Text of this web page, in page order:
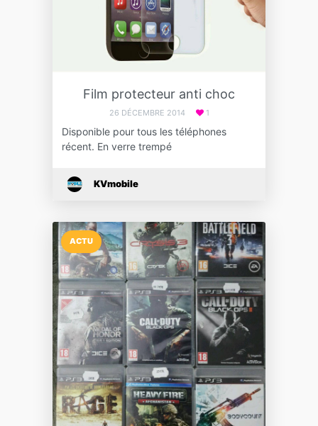
Film protecteur anti choc
26 DÉCEMBRE 2014 1
Disponible pour tous les téléphones
récent. En verre trempé
KVmobile
ACTU